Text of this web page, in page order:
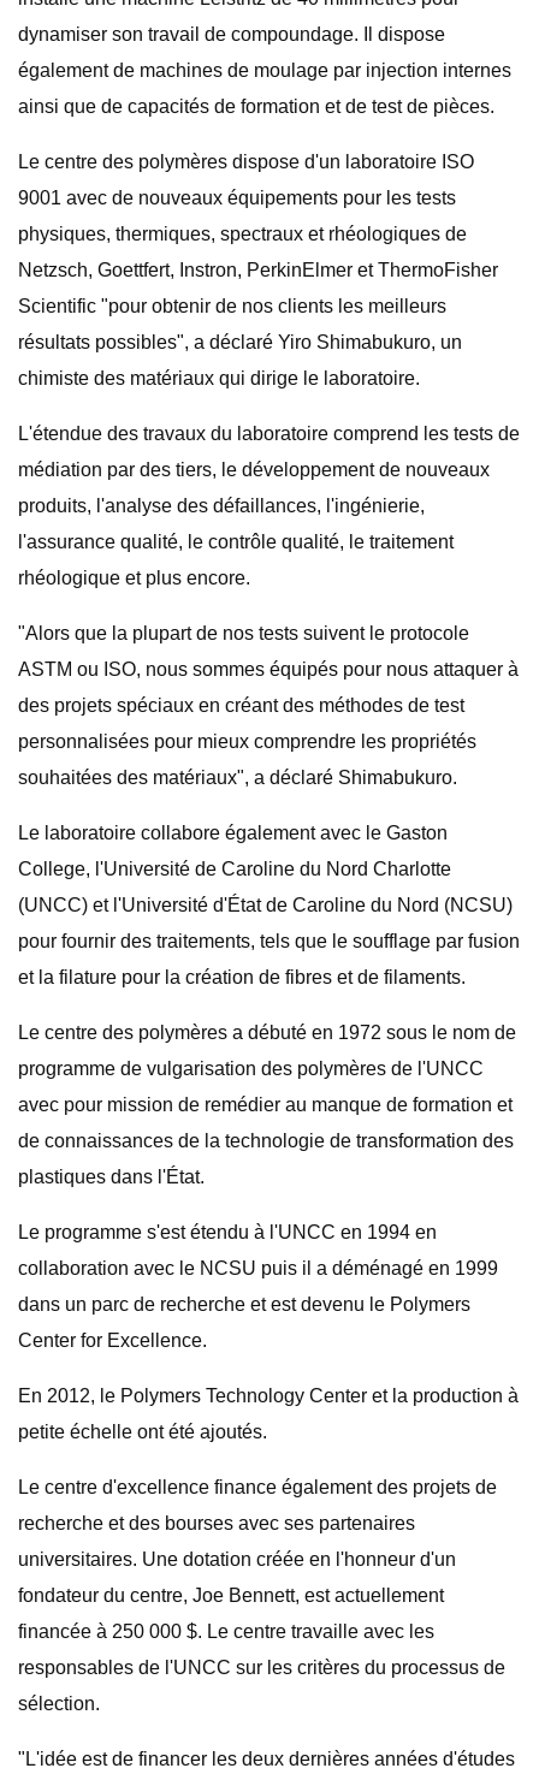
dynamiser son travail de compoundage. Il dispose
également de machines de moulage par injection internes
ainsi que de capacités de formation et de test de pièces.
Le centre des polymères dispose d'un laboratoire ISO
9001 avec de nouveaux équipements pour les tests
physiques, thermiques, spectraux et rhéologiques de
Netzsch, Goettfert, Instron, PerkinElmer et ThermoFisher
Scientific "pour obtenir de nos clients les meilleurs
résultats possibles", a déclaré Yiro Shimabukuro, un
chimiste des matériaux qui dirige le laboratoire.
L'étendue des travaux du laboratoire comprend les tests de
médiation par des tiers, le développement de nouveaux
produits, l'analyse des défaillances, l'ingénierie,
l'assurance qualité, le contrôle qualité, le traitement
rhéologique et plus encore.
"Alors que la plupart de nos tests suivent le protocole
ASTM ou ISO, nous sommes équipés pour nous attaquer à
des projets spéciaux en créant des méthodes de test
personnalisées pour mieux comprendre les propriétés
souhaitées des matériaux", a déclaré Shimabukuro.
Le laboratoire collabore également avec le Gaston
College, l'Université de Caroline du Nord Charlotte
(UNCC) et l'Université d'État de Caroline du Nord (NCSU)
pour fournir des traitements, tels que le soufflage par fusion
et la filature pour la création de fibres et de filaments.
Le centre des polymères a débuté en 1972 sous le nom de
programme de vulgarisation des polymères de l'UNCC
avec pour mission de remédier au manque de formation et
de connaissances de la technologie de transformation des
plastiques dans l'État.
Le programme s'est étendu à l'UNCC en 1994 en
collaboration avec le NCSU puis il a déménagé en 1999
dans un parc de recherche et est devenu le Polymers
Center for Excellence.
En 2012, le Polymers Technology Center et la production à
petite échelle ont été ajoutés.
Le centre d'excellence finance également des projets de
recherche et des bourses avec ses partenaires
universitaires. Une dotation créée en l'honneur d'un
fondateur du centre, Joe Bennett, est actuellement
financée à 250 000 $. Le centre travaille avec les
responsables de l'UNCC sur les critères du processus de
sélection.
"L'idée est de financer les deux dernières années d'études